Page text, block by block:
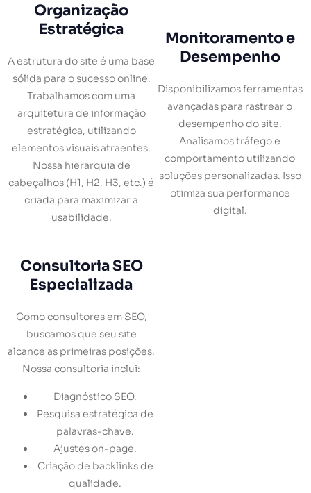
Organização
Estratégica
A estrutura do site é uma base
sólida para o sucesso online.
Trabalhamos com uma
arquitetura de informação
estratégica, utilizando
elementos visuais atraentes.
Nossa hierarquia de
cabeçalhos (H1, H2, H3, etc.) é
criada para maximizar a
usabilidade.
Monitoramento e
Desempenho
Disponibilizamos ferramentas
avançadas para rastrear o
desempenho do site.
Analisamos tráfego e
comportamento utilizando
soluções personalizadas. Isso
otimiza sua performance
digital.
Consultoria SEO
Especializada
Como consultores em SEO,
buscamos que seu site
alcance as primeiras posições.
Nossa consultoria inclui:
Diagnóstico SEO.
Pesquisa estratégica de
palavras-chave.
Ajustes on-page.
Criação de backlinks de
qualidade.